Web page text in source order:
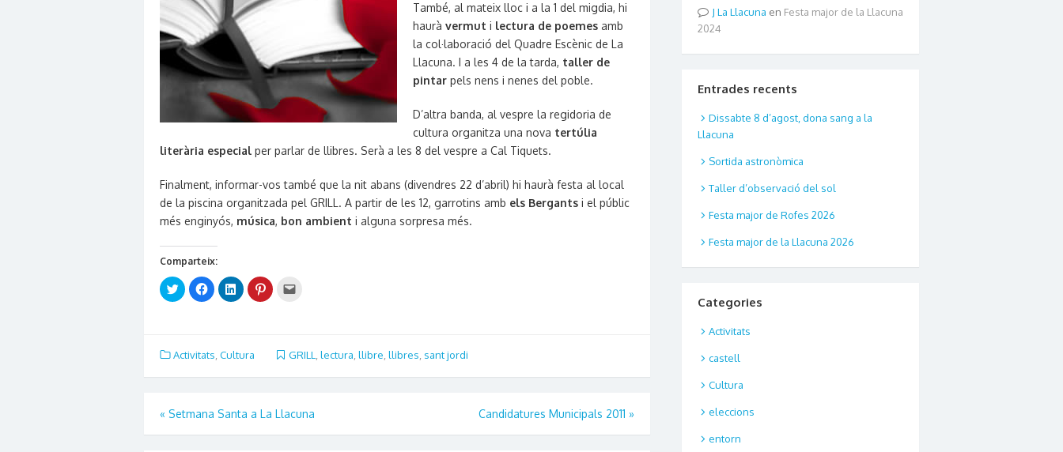
També, al mateix lloc i a la 1 del migdia, hi
haurà vermut i lectura de poemes amb
la col·laboració del Quadre Escènic de La
Llacuna. I a les 4 de la tarda, taller de
pintar pels nens i nenes del poble.
D’altra banda, al vespre la regidoria de
cultura organitza una nova tertúlia
literària especial per parlar de llibres. Serà a les 8 del vespre a Cal Tiquets.
Finalment, informar-vos també que la nit abans (divendres 22 d’abril) hi haurà festa al local
de la piscina organitzada pel GRILL. A partir de les 12, garrotins amb els Bergants i el públic
més enginyós, música, bon ambient i alguna sorpresa més.
Comparteix:
Click
to
share
new
window)
Click
to
share
new
window)
Click
to
share
new
window)
Click
to
new
window)
(Opens
in
window)
Activitats Cultura GRILL lectura llibre llibres sant jordi
Navegació
d'entrades
« Setmana Santa a La Llacuna Candidatures Municipals 2011 »
La Llacuna en Festa major de la Llacuna
2024
Entrades recents
Dissabte 8 d’agost, dona sang a la
Llacuna
Sortida astronòmica
Taller d’observació del sol
Festa major de Rofes 2026
Festa major de la Llacuna 2026
Categories
Activitats
castell
Cultura
eleccions
entorn